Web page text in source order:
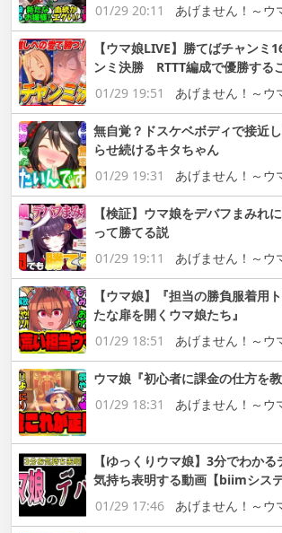
01/29 20:11
あげません！～ウ
【ウマ娘LIVE】勝てばチャン
ンミ決勝 RTTT編成で優勝する
01/29 19:51
あげません！～ウ
無自覚？ドスケベボディで接近
らせ続けるキタちゃん
01/29 19:31
あげません！～ウ
【検証】ウマ娘をデバフまみれ
って勝てる説
01/29 19:11
あげません！～ウ
【ウマ娘】『担当の勝負服着用
たな扉を開くウマ娘たち』
01/29 18:51
あげません！～ウ
ウマ娘『初心者に課金の仕方を教
01/29 18:31
あげません！～ウ
【ゆっくりウマ娘】3分でわか
気持ち表明する動画【biimシステ
01/29 17:46
あげません！～ウ